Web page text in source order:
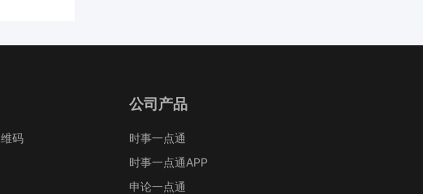
公司产品
时事一点通
时事一点通APP
申论一点通